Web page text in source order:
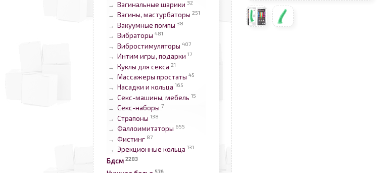
→ Вагинальные шарики 32
→ Вагины, мастурбаторы 251
→ Вакуумные помпы 38
→ Вибраторы 481
→ Вибростимуляторы 407
→ Интим игры, подарки 17
→ Куклы для секса 21
→ Массажеры простаты 45
→ Насадки и кольца 165
→ Секс-машины, мебель 15
→ Секс-наборы 7
→ Страпоны 138
→ Фаллоимитаторы 655
→ Фистинг 87
→ Эрекционные кольца 131
Бдсм 2283
576